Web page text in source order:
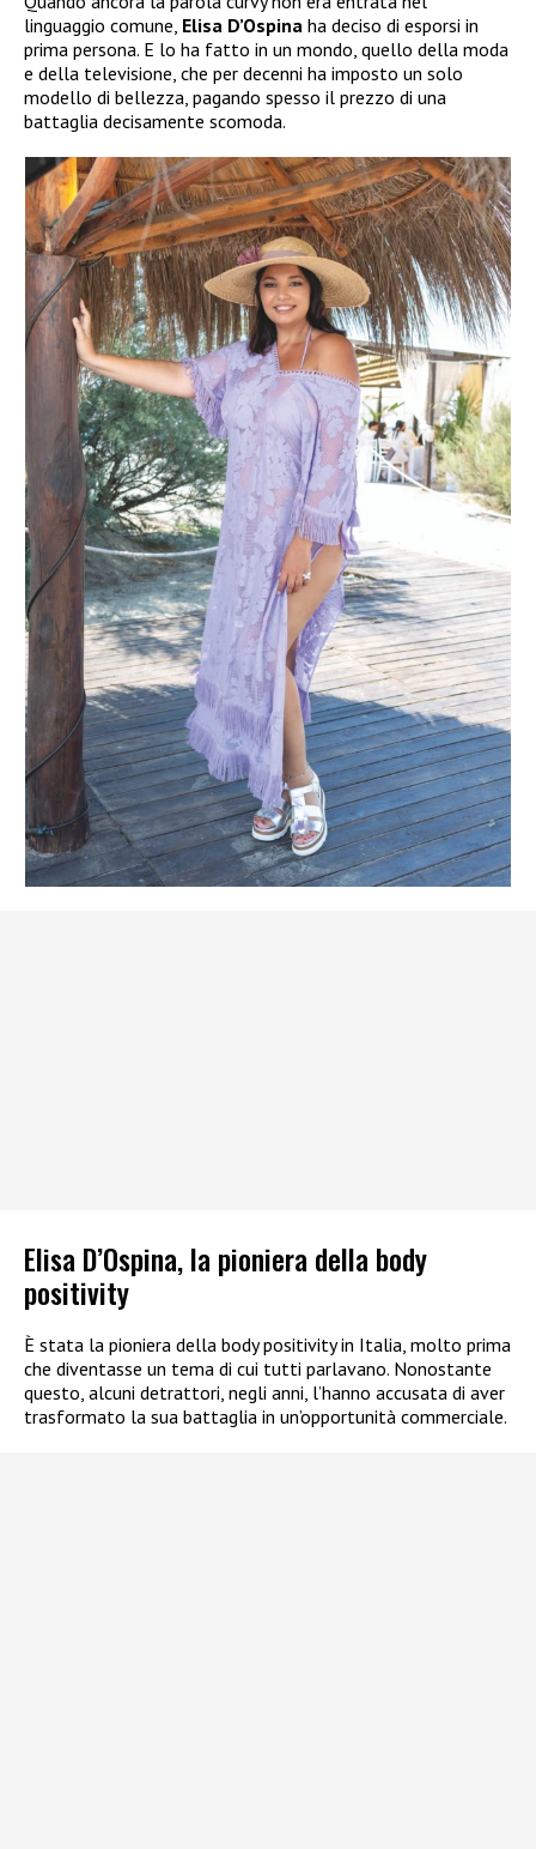
linguaggio comune, Elisa D’Ospina ha deciso di esporsi in
prima persona. E lo ha fatto in un mondo, quello della moda
e della televisione, che per decenni ha imposto un solo
modello di bellezza, pagando spesso il prezzo di una
battaglia decisamente scomoda.
Elisa D’Ospina, la pioniera della body
positivity
È stata la pioniera della body positivity in Italia, molto prima
che diventasse un tema di cui tutti parlavano. Nonostante
questo, alcuni detrattori, negli anni, l’hanno accusata di aver
trasformato la sua battaglia in un’opportunità commerciale.